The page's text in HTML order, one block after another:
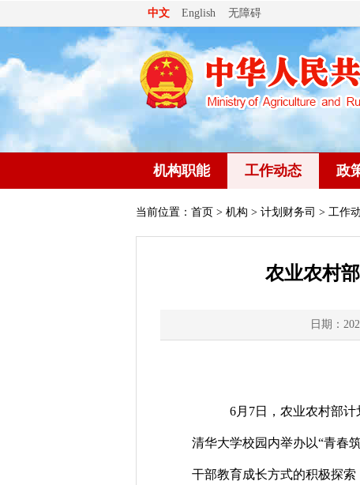
中文 English 无障碍
机构职能 工作动态 政
当前位置： 首页 > 机构 > 计划财务司 > 工作
农业农村
日期：
6月7日，农业农村部
清华大学校园内举办以“青春
干部教育成长方式的积极探